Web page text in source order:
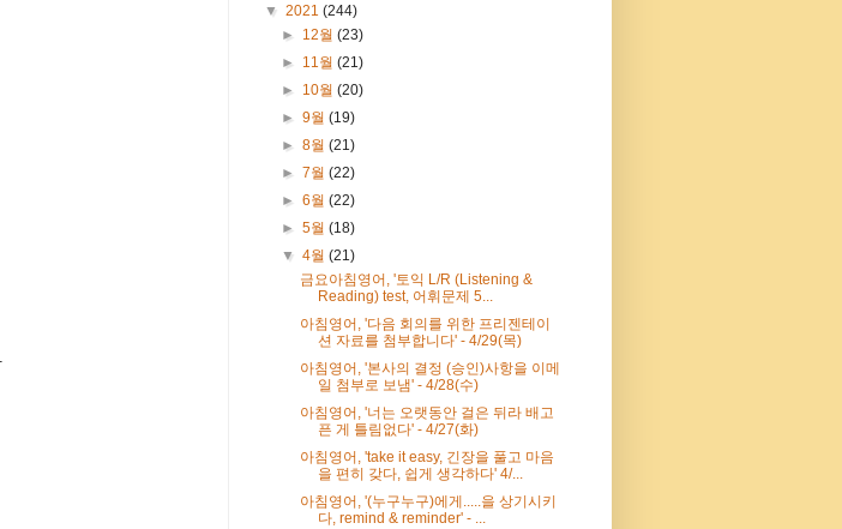
▼ 2021 (244)
► 12월(23)
► 11월(21)
► 10월(20)
►9월(19)
►8월(21)
►7월(22)
►6월(22)
►5월(18)
▼4월(21)
금요아침영어, '토익 L/R (Listening &
Reading) test, 어휘문제 5...
아침영어, '다음 회의를 위한 프리젠테이
션 자료를 첨부합니다' - 4/29(목)
아침영어, '본사의 결정 (승인)사항을 이메
일 첨부로 보냄' - 4/28(수)
아침영어, '너는 오랫동안 걸은 뒤라 배고
픈 게 틀림없다' - 4/27(화)
아침영어, 'take it easy, 긴장을 풀고 마음
을 편히 갖다, 쉽게 생각하다' 4/...
아침영어, '(누구누구)에게.....을 상기시키
다, remind & reminder' - ...